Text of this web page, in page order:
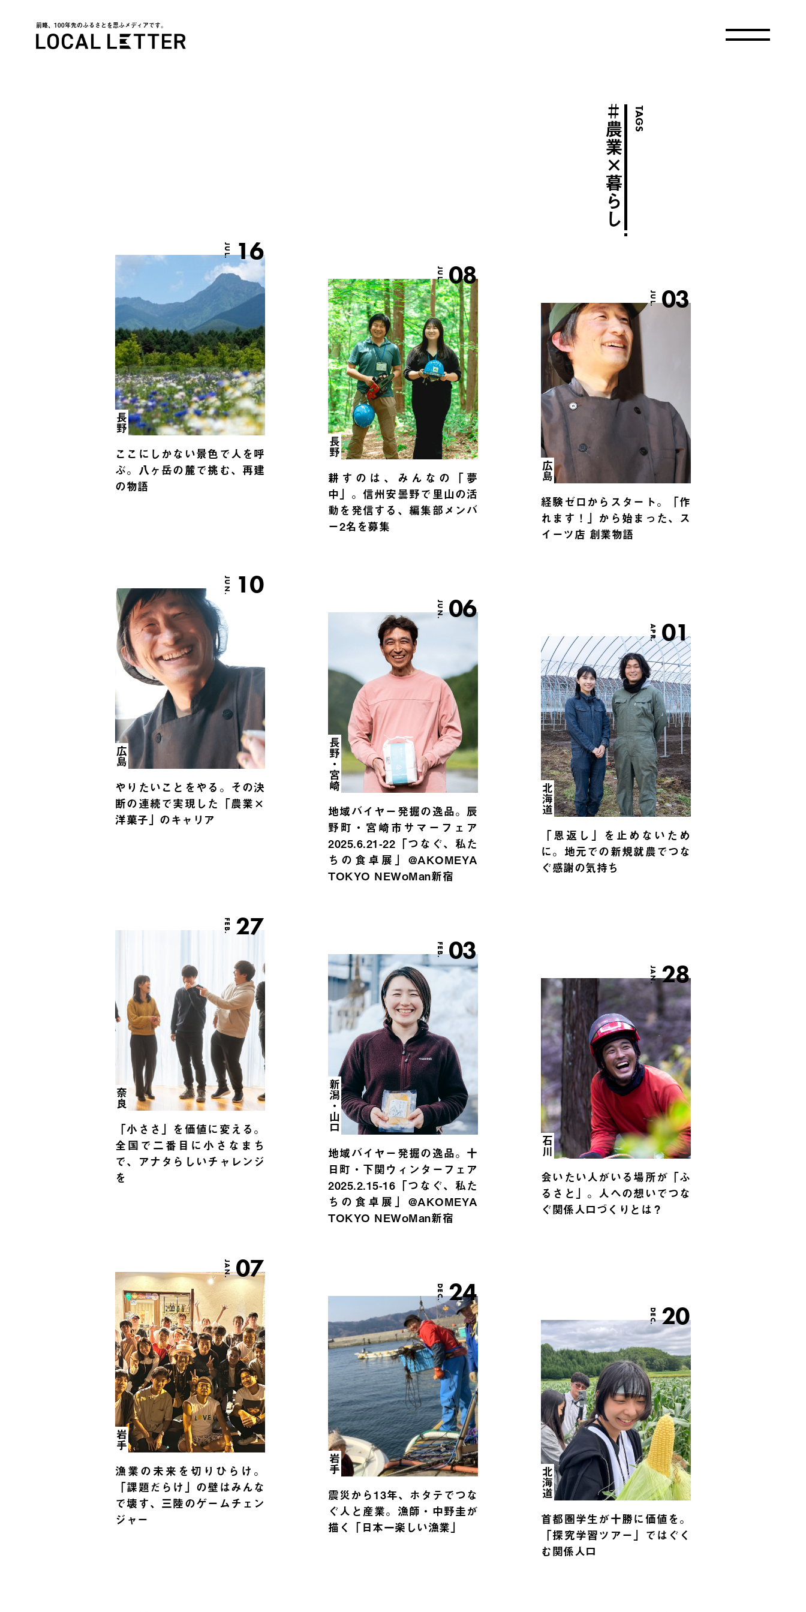
前略、100年先のふるさとを思ふメディアです。
TAGS
＃
農業×暮らし
JUL. 16
長野
ここにしかない景色で人を呼
ぶ。八ヶ岳の麓で挑む、再建
の物語
JUL. 08
長野
耕すのは、みんなの「夢
中」。信州安曇野で里山の活
動を発信する、編集部メンバ
ー2名を募集
JUL. 03
広島
経験ゼロからスタート。「作
れます！」から始まった、ス
イーツ店 創業物語
JUN. 10
広島
やりたいことをやる。その決
断の連続で実現した「農業×
洋菓子」のキャリア
JUN.06
長野・宮崎
地域バイヤー発掘の逸品。辰
野町・宮崎市サマーフェア
2025.6.21-22「つなぐ、私た
ちの食卓展」@AKOMEYA
TOKYO NEWoMan新宿
APR. 01
北海道
「恩返し」を止めないため
に。地元での新規就農でつな
ぐ感謝の気持ち
FEB. 27
奈良
「小ささ」を価値に変える。
全国で二番目に小さなまち
で、アナタらしいチャレンジ
を
FEB. 03
新潟・山口
地域バイヤー発掘の逸品。十
日町・下関ウィンターフェア
2025.2.15-16「つなぐ、私た
ちの食卓展」@AKOMEYA
TOKYO NEWoMan新宿
JAN.28
石川
会いたい人がいる場所が「ふ
るさと」。人への想いでつな
ぐ関係人口づくりとは？
JAN.07
岩手
漁業の未来を切りひらけ。
「課題だらけ」の壁はみんな
で壊す、三陸のゲームチェン
ジャー
DEC. 24
岩手
震災から13年、ホタテでつな
ぐ人と産業。漁師・中野圭が
描く「日本一楽しい漁業」
DEC. 20
北海道
首都圏学生が十勝に価値を。
「探究学習ツアー」ではぐく
む関係人口